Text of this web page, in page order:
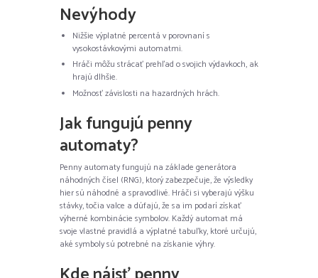
Nevýhody
Nižšie výplatné percentá v porovnaní s
vysokostávkovými automatmi.
Hráči môžu strácať prehľad o svojich výdavkoch, ak
hrajú dlhšie.
Možnosť závislosti na hazardných hrách.
Jak fungujú penny
automaty?
Penny automaty fungujú na základe generátora
náhodných čísel (RNG), ktorý zabezpečuje, že výsledky
hier sú náhodné a spravodlivé. Hráči si vyberajú výšku
stávky, točia valce a dúfajú, že sa im podarí získať
výherné kombinácie symbolov. Každý automat má
svoje vlastné pravidlá a výplatné tabuľky, ktoré určujú,
aké symboly sú potrebné na získanie výhry.